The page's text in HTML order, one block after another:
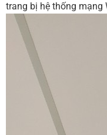
trang bị hệ thống mạng